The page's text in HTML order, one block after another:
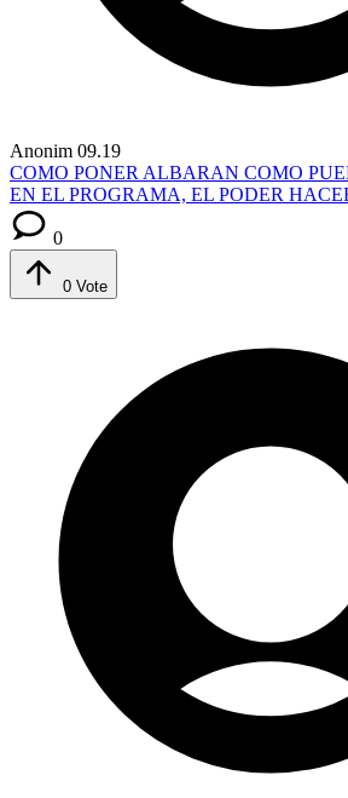
Anonim 09.19
COMO PONER ALBARAN COMO
EN EL PROGRAMA, EL PODER
0
0 Vote